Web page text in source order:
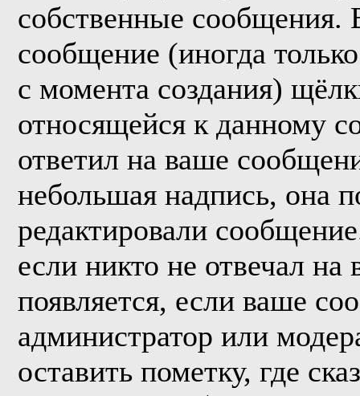
собственные сообщения.
сообщение (иногда
с момента создания)
относящейся к данному
ответил на ваше
небольшая надпись, она
редактировали
если никто не отвечал
появляется, если ваше
администратор или
оставить пометку, где